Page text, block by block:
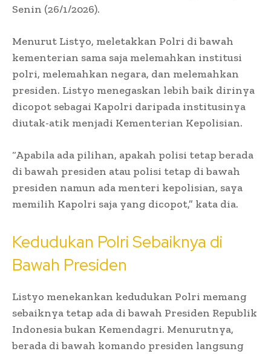
Senin (26/1/2026).
Menurut Listyo, meletakkan Polri di bawah
kementerian sama saja melemahkan institusi
polri, melemahkan negara, dan melemahkan
presiden. Listyo menegaskan lebih baik dirinya
dicopot sebagai Kapolri daripada institusinya
diutak-atik menjadi Kementerian Kepolisian.
“Apabila ada pilihan, apakah polisi tetap berada
di bawah presiden atau polisi tetap di bawah
presiden namun ada menteri kepolisian, saya
memilih Kapolri saja yang dicopot,” kata dia.
Kedudukan Polri Sebaiknya di
Bawah Presiden
Listyo menekankan kedudukan Polri memang
sebaiknya tetap ada di bawah Presiden Republik
Indonesia bukan Kemendagri. Menurutnya,
berada di bawah komando presiden langsung